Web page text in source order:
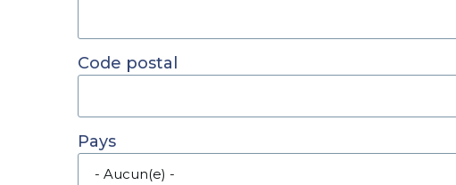
Code postal
Pays